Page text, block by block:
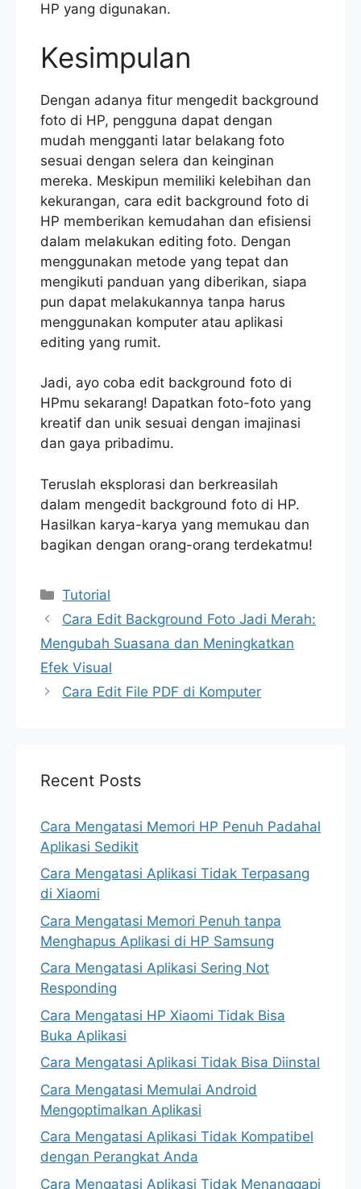
HP yang digunakan.
Kesimpulan
Dengan adanya fitur mengedit background
foto di HP, pengguna dapat dengan
mudah mengganti latar belakang foto
sesuai dengan selera dan keinginan
mereka. Meskipun memiliki kelebihan dan
kekurangan, cara edit background foto di
HP memberikan kemudahan dan efisiensi
dalam melakukan editing foto. Dengan
menggunakan metode yang tepat dan
mengikuti panduan yang diberikan, siapa
pun dapat melakukannya tanpa harus
menggunakan komputer atau aplikasi
editing yang rumit.
Jadi, ayo coba edit background foto di
HPmu sekarang! Dapatkan foto-foto yang
kreatif dan unik sesuai dengan imajinasi
dan gaya pribadimu.
Teruslah eksplorasi dan berkreasilah
dalam mengedit background foto di HP.
Hasilkan karya-karya yang memukau dan
bagikan dengan orang-orang terdekatmu!
Categories
Tutorial
Cara Edit Background Foto Jadi Merah:
Mengubah Suasana dan Meningkatkan
Efek Visual
Cara Edit File PDF di Komputer
Recent Posts
Cara Mengatasi Memori HP Penuh Padahal
Aplikasi Sedikit
Cara Mengatasi Aplikasi Tidak Terpasang
di Xiaomi
Cara Mengatasi Memori Penuh tanpa
Menghapus Aplikasi di HP Samsung
Cara Mengatasi Aplikasi Sering Not
Responding
Cara Mengatasi HP Xiaomi Tidak Bisa
Buka Aplikasi
Cara Mengatasi Aplikasi Tidak Bisa Diinstal
Cara Mengatasi Memulai Android
Mengoptimalkan Aplikasi
Cara Mengatasi Aplikasi Tidak Kompatibel
dengan Perangkat Anda
Cara Mengatasi Aplikasi Tidak Menanggapi